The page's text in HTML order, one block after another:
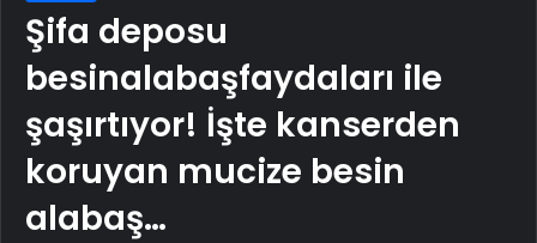
Şifa deposu
besinalabaşfaydaları ile
şaşırtıyor! İşte kanserden
koruyan mucize besin
alabaş…